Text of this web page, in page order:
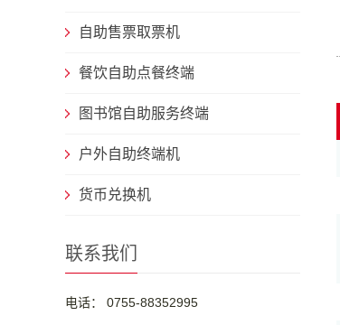
自助售票取票机
餐饮自助点餐终端
图书馆自助服务终端
户外自助终端机
货币兑换机
联系我们
电话： 0755-88352995